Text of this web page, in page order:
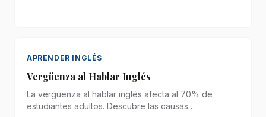
APRENDER INGLÉS
Vergüenza al Hablar Inglés
La vergüenza al hablar inglés afecta al 70% de
estudiantes adultos. Descubre las causas